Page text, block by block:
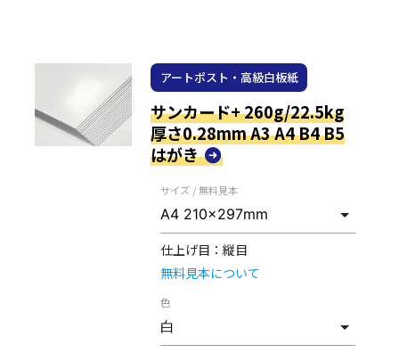
アートポスト・高級白板紙
サンカード+ 260g/22.5kg
厚さ0.28mm A3 A4 B4 B5
はがき
サイズ / 無料見本
仕上げ目： 縦目
無料見本について
色